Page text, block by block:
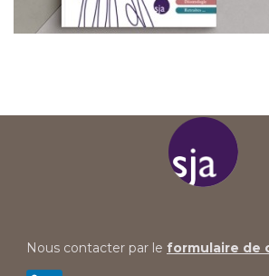
Nous contacter par le formulaire de